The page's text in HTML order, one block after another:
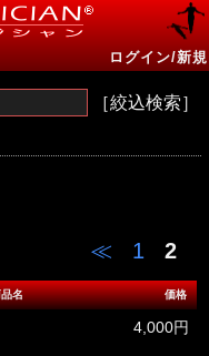
ログイン/新規
［絞込検索］
≪ 1 2
名 価格
4,000円